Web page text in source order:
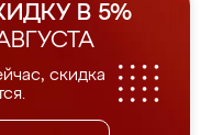
В 5%
скидка